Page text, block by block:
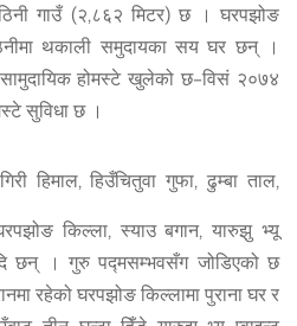
ठिनी गाउँ (२,८६२ मिटर) छ । घरपझोङ
थकाली समुदायका सय घर छन् ।
होमस्टे खुलेको छ–विसं २०७४
सुविधा छ ।
हिमाल, हिउँचितुवा गुफा, ढुम्बा ताल,
किल्ला, स्याउ बगान, यारुझु भ्यू
छन् । गुरु पद्मसम्भवसँग जोडिएको छ
रहेको घरपझोङ किल्लामा पुराना घर र